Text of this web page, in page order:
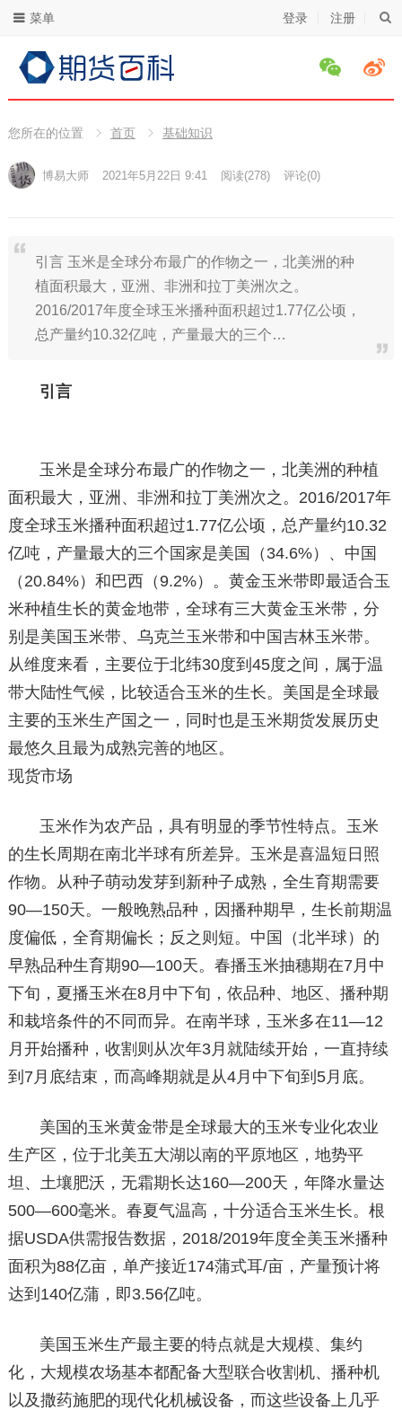
登录 注册
菜单
您所在的位置 首页 基础知识
博易大师 2021年5月22日 9:41 阅读(278) 评论(0)
引言 玉米是全球分布最广的作物之一，北美洲的种
植面积最大，亚洲、非洲和拉丁美洲次之。
2016/2017年度全球玉米播种面积超过1.77亿公顷，
总产量约10.32亿吨，产量最大的三个…
引言
玉米是全球分布最广的作物之一，北美洲的种植
面积最大，亚洲、非洲和拉丁美洲次之。2016/2017年
度全球玉米播种面积超过1.77亿公顷，总产量约10.32
亿吨，产量最大的三个国家是美国（34.6%）、中国
（20.84%）和巴西（9.2%）。黄金玉米带即最适合玉
米种植生长的黄金地带，全球有三大黄金玉米带，分
别是美国玉米带、乌克兰玉米带和中国吉林玉米带。
从维度来看，主要位于北纬30度到45度之间，属于温
带大陆性气候，比较适合玉米的生长。美国是全球最
主要的玉米生产国之一，同时也是玉米期货发展历史
最悠久且最为成熟完善的地区。
现货市场
玉米作为农产品，具有明显的季节性特点。玉米
的生长周期在南北半球有所差异。玉米是喜温短日照
作物。从种子萌动发芽到新种子成熟，全生育期需要
90—150天。一般晚熟品种，因播种期早，生长前期温
度偏低，全育期偏长；反之则短。中国（北半球）的
早熟品种生育期90—100天。春播玉米抽穗期在7月中
下旬，夏播玉米在8月中下旬，依品种、地区、播种期
和栽培条件的不同而异。在南半球，玉米多在11—12
月开始播种，收割则从次年3月就陆续开始，一直持续
到7月底结束，而高峰期就是从4月中下旬到5月底。
美国的玉米黄金带是全球最大的玉米专业化农业
生产区，位于北美五大湖以南的平原地区，地势平
坦、土壤肥沃，无霜期长达160—200天，年降水量达
500—600毫米。春夏气温高，十分适合玉米生长。根
据USDA供需报告数据，2018/2019年度全美玉米播种
面积为88亿亩，单产接近174蒲式耳/亩，产量预计将
达到140亿蒲，即3.56亿吨。
美国玉米生产最主要的特点就是大规模、集约
化，大规模农场基本都配备大型联合收割机、播种机
以及撒药施肥的现代化机械设备，而这些设备上几乎